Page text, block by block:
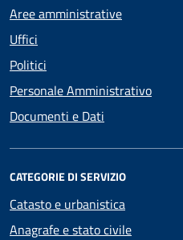
Aree amministrative
Uffici
Politici
Personale Amministrativo
Documenti e Dati
CATEGORIE DI SERVIZIO
Catasto e urbanistica
Anagrafe e stato civile